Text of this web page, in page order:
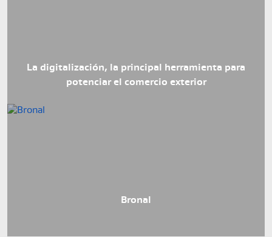
La digitalización, la principal herramienta para
potenciar el comercio exterior
Bronal